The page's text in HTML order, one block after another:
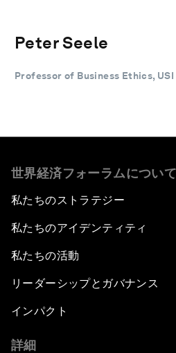
Peter Seele
Professor of Business Ethics, USI
世界経済フォーラムについて
私たちのストラテジー
私たちのアイデンティティ
私たちの活動
リーダーシップとガバナンス
インパクト
詳細